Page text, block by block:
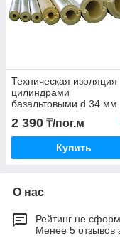
Техническая изоляция
цилиндрами
базальтовыми d 34 мм
2 390 ₸/пог.м
Купить
О нас
Рейтинг не
Менее 5 отзывов